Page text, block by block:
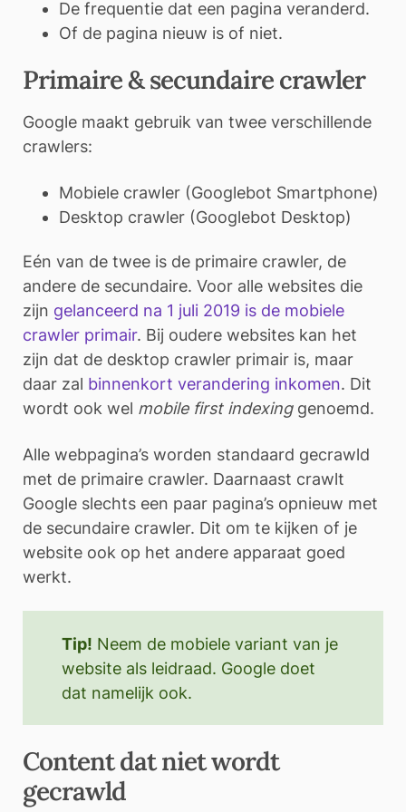
De frequentie dat een pagina veranderd.
Of de pagina nieuw is of niet.
Primaire & secundaire crawler
Google maakt gebruik van twee verschillende
crawlers:
Mobiele crawler (Googlebot Smartphone)
Desktop crawler (Googlebot Desktop)
Eén van de twee is de primaire crawler, de
andere de secundaire. Voor alle websites die
zijn gelanceerd na 1 juli 2019 is de mobiele
crawler primair. Bij oudere websites kan het
zijn dat de desktop crawler primair is, maar
daar zal binnenkort verandering inkomen. Dit
wordt ook wel mobile first indexinggenoemd.
Alle webpagina’s worden standaard gecrawld
met de primaire crawler. Daarnaast crawlt
Google slechts een paar pagina’s opnieuw met
de secundaire crawler. Dit om te kijken of je
website ook op het andere apparaat goed
werkt.
Tip! Neem de mobiele variant van je
website als leidraad. Google doet
dat namelijk ook.
Content dat niet wordt
gecrawld